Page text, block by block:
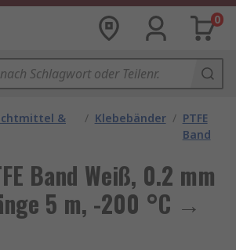
0
&
/ Klebebänder / PTFE
Band
Band Weiß, 0.2 mm
5 m, -200 °C →